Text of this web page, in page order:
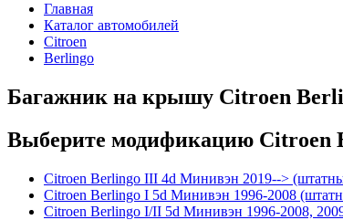
Главная
Каталог автомобилей
Citroen
Berlingo
Багажник на крышу Citroen
Выберите модификацию Citroen
Citroen Berlingo III 4d Минивэн 2019-->
Citroen Berlingo I 5d Минивэн 1996-2008
Citroen Berlingo I/II 5d Минивэн 1996-2008,